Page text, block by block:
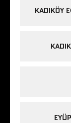
KADIKÖY